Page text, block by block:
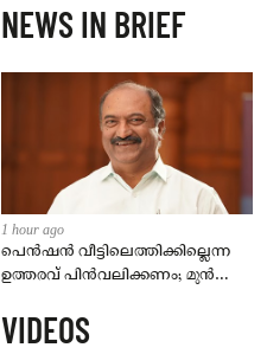
NEWS IN BRIEF
1 hour ago
പെൻഷൻ വീട്ടിലെത്തിക്കില്ലെന്ന
ഉത്തരവ് പിൻവലിക്കണം; മുൻ
VIDEOS